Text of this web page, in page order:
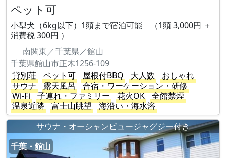
ペット可
小型犬（6kg以下）1頭まで宿泊可能 （1頭 3,000円 ＋
消費税 300円 ）
南関東／千葉県／館山
千葉県館山市正木1256-109
貸別荘
ペット可 屋根付BBQ 大人数
おしゃれ
サウナ
露天風呂
合宿・ワーケーション・研修
Wi-Fi
子連れ・ファミリー 花火OK
全館禁煙
温泉近隣
富士山眺望
海沿い・海水浴
サウナ・オーシャンビュージャグジー付き
千葉・館山